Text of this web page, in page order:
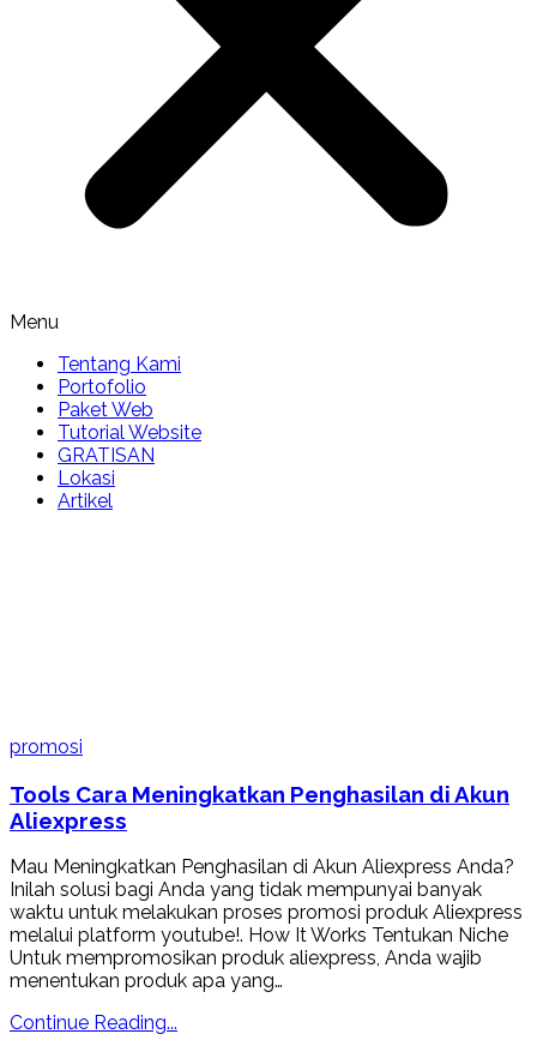
Menu
Tentang Kami
Portofolio
Paket Web
Tutorial Website
GRATISAN
Lokasi
Artikel
promosi
Tools Cara Meningkatkan Penghasilan di Akun
Aliexpress
Mau Meningkatkan Penghasilan di Akun Aliexpress Anda?
Inilah solusi bagi Anda yang tidak mempunyai banyak
waktu untuk melakukan proses promosi produk Aliexpress
melalui platform youtube!. How It Works Tentukan Niche
Untuk mempromosikan produk aliexpress, Anda wajib
menentukan produk apa yang…
Continue Reading...